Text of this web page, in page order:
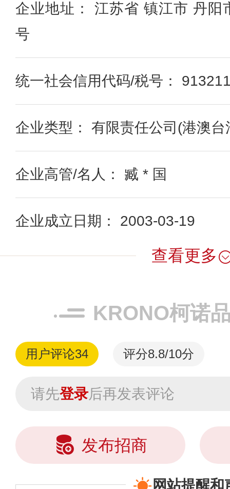
企业地址： 江苏省 镇江市 丹阳
号
统一社会信用代码/税号：
企业类型： 有限责任公司(港澳台
企业高管/名人： 臧 * 国
企业成立日期： 2003-03-19
查看更多
KRONO柯诺
用户评论34 评分8.8/10分
请先登录后再发表评论
发布招商
网站提醒和